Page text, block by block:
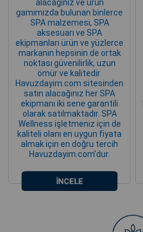
alacağınız ve ürün
gamımızda bulunan binlerce
SPA malzemesi, SPA
aksesuarı ve SPA
ekipmanları ürün ve yüzlerce
markanın hepsinin de ortak
noktası güvenilirlik, uzun
ömür ve kalitedir.
Havuzdayim.com sitesinden
satın alacağınız her SPA
ekipmanı iki sene garantili
olarak satılmaktadır. SPA
Wellness işletmeniz için de
kaliteli olanı en uygun fiyata
almak için en doğru tercih
Havuzdayim.com’dur.